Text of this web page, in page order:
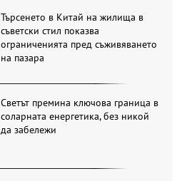
Търсенето в Китай на жилища в
съветски стил показва
ограниченията пред съживяването
на пазара
Светът премина ключова граница в
соларната енергетика, без никой
да забележи